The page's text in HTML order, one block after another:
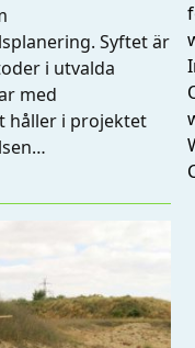
Syftet är
i utvalda
med
håller i projektet